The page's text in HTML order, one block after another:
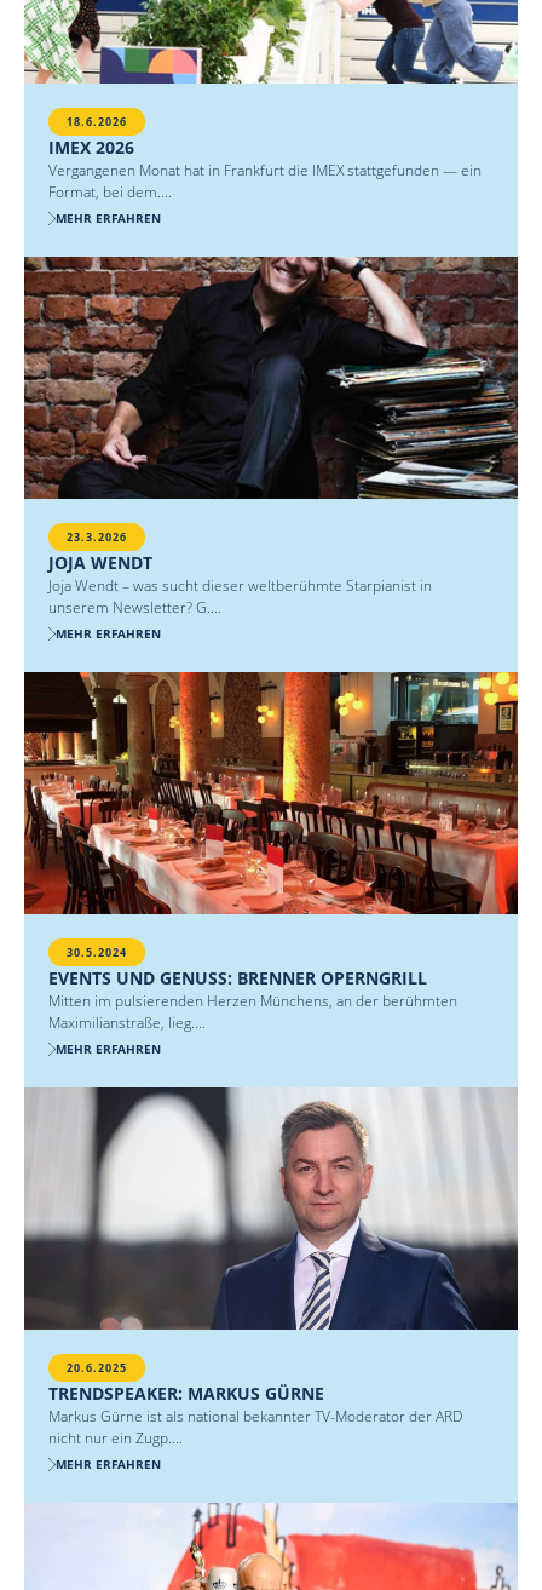
18.6.2026
IMEX 2026
Vergangenen Monat hat in Frankfurt die IMEX stattgefunden — ein
Format, bei dem....
MEHR ERFAHREN
23.3.2026
JOJA WENDT
Joja Wendt – was sucht dieser weltberühmte Starpianist in
unserem Newsletter? G....
MEHR ERFAHREN
30.5.2024
EVENTS UND GENUSS: BRENNER OPERNGRILL
Mitten im pulsierenden Herzen Münchens, an der berühmten
Maximilianstraße, lieg....
MEHR ERFAHREN
20.6.2025
TRENDSPEAKER: MARKUS GÜRNE
Markus Gürne ist als national bekannter TV-Moderator der ARD
nicht nur ein Zugp....
MEHR ERFAHREN